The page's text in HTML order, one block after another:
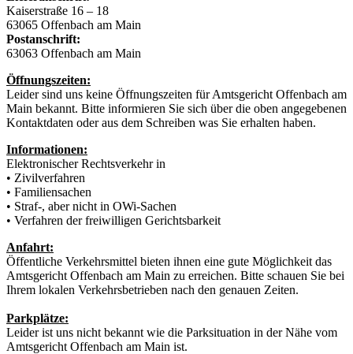
Kaiserstraße 16 – 18
63065 Offenbach am Main
Postanschrift:
63063 Offenbach am Main
Öffnungszeiten:
Leider sind uns keine Öffnungszeiten für Amtsgericht Offenbach am
Main bekannt. Bitte informieren Sie sich über die oben angegebenen
Kontaktdaten oder aus dem Schreiben was Sie erhalten haben.
Informationen:
Elektronischer Rechtsverkehr in
• Zivilverfahren
• Familiensachen
• Straf-, aber nicht in OWi-Sachen
• Verfahren der freiwilligen Gerichtsbarkeit
Anfahrt:
Öffentliche Verkehrsmittel bieten ihnen eine gute Möglichkeit das
Amtsgericht Offenbach am Main zu erreichen. Bitte schauen Sie bei
Ihrem lokalen Verkehrsbetrieben nach den genauen Zeiten.
Parkplätze:
Leider ist uns nicht bekannt wie die Parksituation in der Nähe vom
Amtsgericht Offenbach am Main ist.